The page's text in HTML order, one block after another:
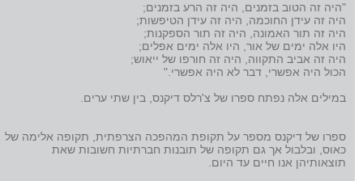
"היה זה הטוב בזמנים, היה זה הרע בזמנים;
היה זה עידן החוכמה, היה זה עידן הטיפשות;
היה זה תור האמונה, היה זה תור הספקנות;
היו אלה ימים של אור, היו אלה ימים אפלים;
היה זה אביב התקווה, היה זה חורפו של ייאוש;
הכול היה אפשרי, דבר לא היה אפשרי."
במילים אלה נפתח ספרו של צ'רלס דיקנס, בין שתי ערים.
ספרו של דיקנס מספר על תקופת המהפכה הצרפתית, תקופה אלימה של
כאוס, ובלבול אך גם תקופה של תובנות חברתיות חשובות שאת
תוצאותיהן אנו חיים עד היום.